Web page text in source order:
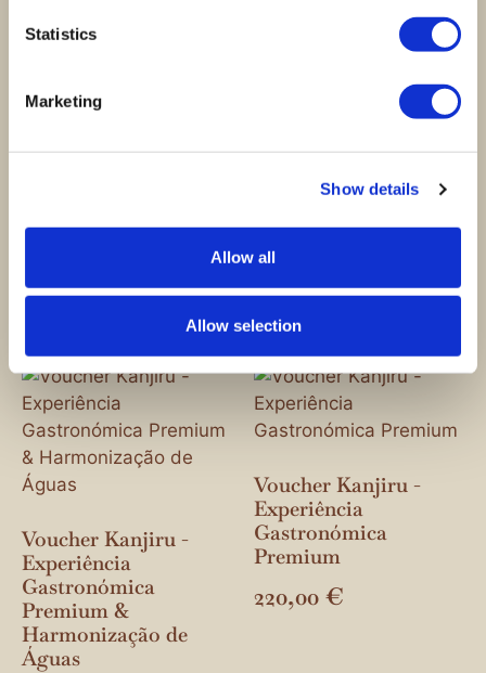
Statistics
Marketing
Show details
Allow all
Allow selection
Gastronómica
Harmonização de
580,00€
Ver opções
Harmonização de
Bebidas sem Álcool
305,00€
Ver opções
Voucher Kanjiru -
Experiência
Gastronómica
Premium &
Harmonização de
Águas
Voucher Kanjiru -
Experiência
Gastronómica
Premium
220,00 €